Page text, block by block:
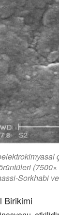
Sorkhabi
Birikimi